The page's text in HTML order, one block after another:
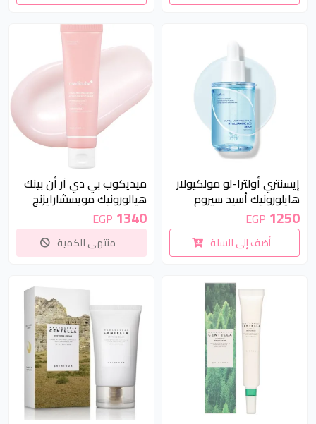
إيسنتري أولترا-لو مولكيولار
هايلورونيك أسيد سيروم
50مل | Isntree Ultra-Low
Molecular Hyaluronic Acid
Serum50ml
1250
EGP
أضف إلى السلة
ميديكوب بي دي آر أن بينك
هيالورونيك مويسشارايزنج
PDRN Pink Hyaluronic
Moisturizing Cream 50ml
1340
EGP
منتهى الكمية